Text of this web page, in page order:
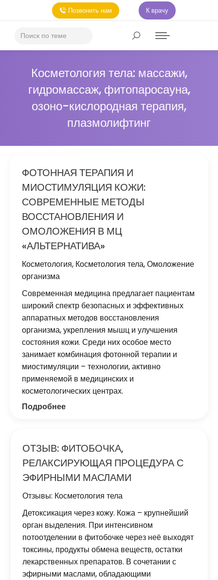
Позвонить нам К врачу
Косметология тела: массажи,
гидромассаж, фитопаросауна,
озоно-кислородная терапия,
плазмолифтинг
ФОТОННАЯ ТЕРАПИЯ И
МИОСТИМУЛЯЦИЯ КОЖИ:
СОВРЕМЕННЫЕ МЕТОДЫ
ВОССТАНОВЛЕНИЯ И
ОМОЛОЖЕНИЯ В МЦ
«АЛЬТЕРНАТИВА»
Косметология, Косметология тела,Омоложение
организма
Современная медицина предлагает пациентам
широкий спектр безопасных и эффективных
аппаратных методов восстановления
организма, укрепления мышц и улучшения
состояния кожи. Среди них особое место
занимает комбинация фотонной терапии и
миостимуляции – технологии, активно
применяемой в медицинских и
косметологических центрах.
Подробнее
ОТЗЫВ: ФИТОБОЧКА,
РЕЛАКСИРУЮЩАЯ ПРОЦЕДУРА С
ЭФИРНЫМИ МАСЛАМИ
Отзывы: Косметология тела
Детоксикация через кожу. Кожа – крупнейший
орган выделения. При интенсивном
потоотделении в фитобочке через неё выходят
токсины, продукты обмена веществ, остатки
лекарственных препаратов. В сочетании с
эфирными маслами, обладающими